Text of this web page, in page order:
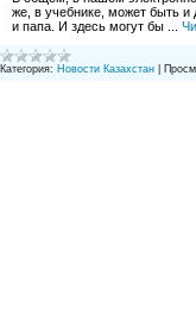
же, в учебнике, может быть и
и папа. И здесь могут бы
Категория: Новости Казахстан